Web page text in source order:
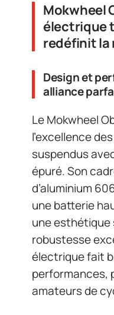
Mokwheel
électrique
redéfinit la
Design et
alliance
Le Mokwheel
l’excellence
suspendus
épuré. Son
d’aluminium
une batterie
une esthétique
robustesse
électrique fait
performances,
amateurs de